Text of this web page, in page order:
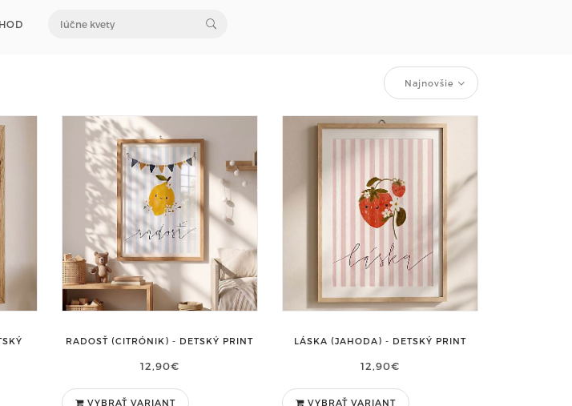
Najnovšie
RADOSŤ (CITRÓNIK) - DETSKÝ PRINT
12,90€
VYBRAŤ VARIANT
LÁSKA (JAHODA) - DETSKÝ PRINT
12,90€
VYBRAŤ VARIANT